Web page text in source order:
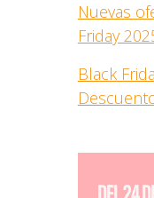
Nuevas
Friday
Black